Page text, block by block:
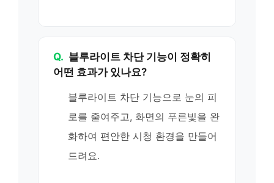
Q. 블루라이트 차단 기능이 정확히
어떤 효과가 있나요?
블루라이트 차단 기능으로 눈의 피
로를 줄여주고, 화면의 푸른빛을 완
화하여 편안한 시청 환경을 만들어
드려요.